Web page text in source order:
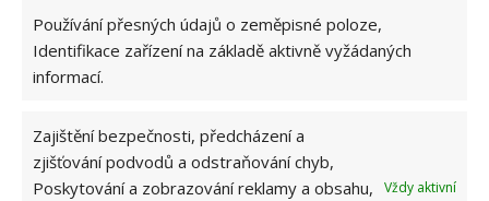
Používání přesných údajů o zeměpisné poloze,
Identifikace zařízení na základě aktivně vyžádaných
informací.
Zajištění bezpečnosti, předcházení a
zjišťování podvodů a odstraňování chyb,
Poskytování a zobrazování reklamy a obsahu,
Vždy aktivní
Vonné oleje a rostliny pro lepší
vzduch